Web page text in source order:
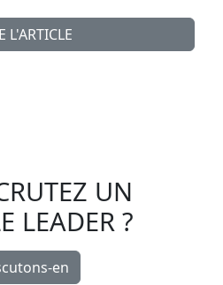
L'ARTICLE
UN
LEADER ?
en